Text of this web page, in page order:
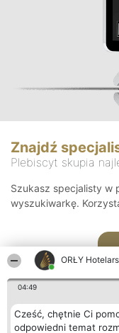
ORŁY
04:49
Cześć, chętnie Ci
odpowiedni temat
Znajdź
Plebiscyt skupia
Szukasz specjalisty w
wyszukiwarkę.